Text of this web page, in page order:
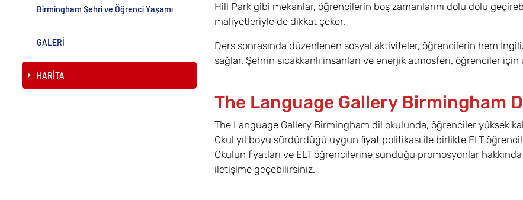
Birmingham Şehri ve Öğrenci Yaşamı
GALERİ
HARİTA
Hill Park gibi mekanlar, öğrencilerin boş zamanlarını dolu dolu
maliyetleriyle de dikkat çeker.
Ders sonrasında düzenlenen sosyal aktiviteler, öğrencilerin hem
sağlar. Şehrin sıcakkanlı insanları ve enerjik atmosferi, öğrenciler
The Language Gallery Birmingham
The Language Gallery Birmingham dil okulunda, öğrenciler yüksek
Okul yıl boyu sürdürdüğü uygun fiyat politikası ile birlikte ELT
Okulun fiyatları ve ELT öğrencilerine sunduğu promosyonlar
iletişime geçebilirsiniz.